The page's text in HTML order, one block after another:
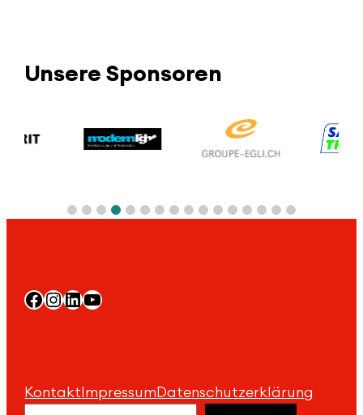
Unsere Sponsoren
Facebook
Instagram
LinkedIn
YouTube
KontaktImpressumDatenschutzerklärung